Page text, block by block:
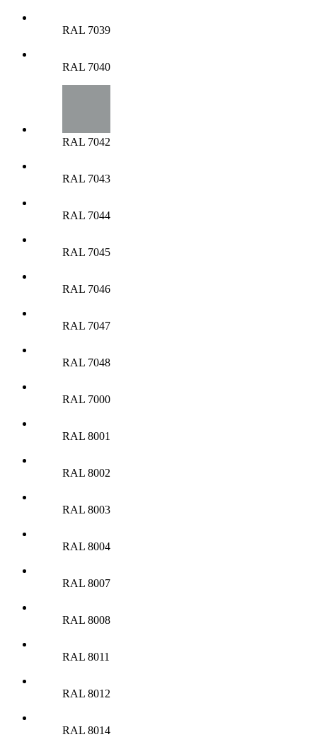
RAL 7039
RAL 7040
RAL 7042
RAL 7043
RAL 7044
RAL 7045
RAL 7046
RAL 7047
RAL 7048
RAL 7000
RAL 8001
RAL 8002
RAL 8003
RAL 8004
RAL 8007
RAL 8008
RAL 8011
RAL 8012
RAL 8014